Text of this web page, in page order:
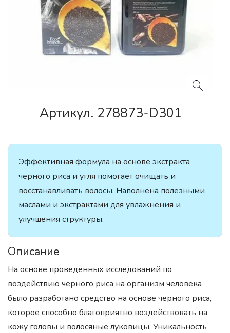
Артикул. 278873-D301
Эффективная формула на основе экстракта
черного риса и угля помогает очищать и
восстанавливать волосы. Наполнена полезными
маслами и экстрактами для увлажнения и
улучшения структуры.
Описание
На основе проведенных исследований по
воздействию чёрного риса на организм человека
было разработано средство на основе черного риса,
которое способно благоприятно воздействовать на
кожу головы и волосяные луковицы. Уникальность